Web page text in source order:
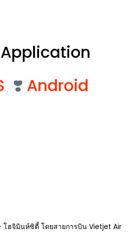
❣️ Android
โฮจิมินห์ซิตี้ โดยสายการบิน Vietjet Air